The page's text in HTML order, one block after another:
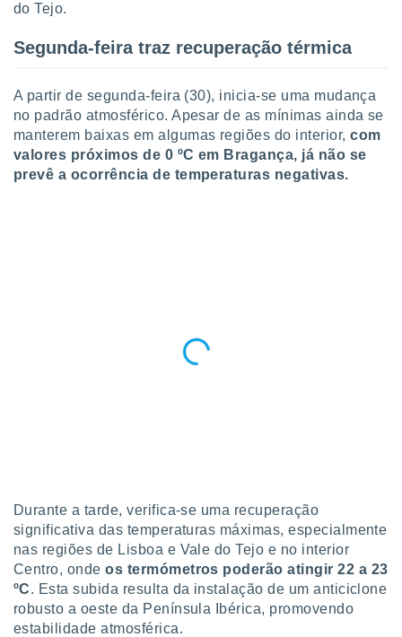
e
este sitio
IP e
de
possam
de
ou aceder
num
para
do Tejo.
Segunda-feira traz recuperação térmica
A partir de segunda-feira (30), inicia-se uma mudança
no padrão atmosférico. Apesar de as mínimas ainda se
manterem baixas em algumas regiões do interior,com
valores próximos de 0 ºC em Bragança, já não se
prevê a ocorrência de temperaturas negativas.
Durante a tarde, verifica-se uma recuperação
significativa das temperaturas máximas, especialmente
nas regiões de Lisboa e Vale do Tejo e no interior
Centro, ondeos termómetros poderão atingir 22 a 23
ºC. Esta subida resulta da instalação de um anticiclone
robusto a oeste da Península Ibérica, promovendo
estabilidade atmosférica.